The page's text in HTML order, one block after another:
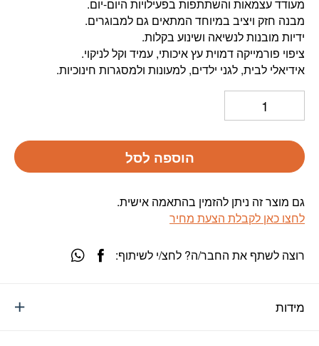
מעודד עצמאות והשתתפות בפעילויות היום-יום.
מבנה חזק ויציב במיוחד המתאים גם למבוגרים.
ידיות מובנות לנשיאה ושינוע בקלות.
ציפוי פורמייקה דמוית עץ איכותי, עמיד וקל לניקוי.
אידיאלי לבית, לגני ילדים, למעונות ולמסגרות חינוכיות.
הוספה לסל
גם מוצר זה ניתן להזמין בהתאמה אישית.
לחצו כאן לקבלת הצעת מחיר
מידות
רוצה לשתף את החבר/ה? לחצ/י לשיתוף: